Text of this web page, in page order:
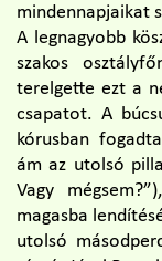
mindennapjaikat
A legnagyobb
szakos
terelgette ezt a
csapatot. A
kórusban
ám az utolsó
Vagy
magasba
utolsó